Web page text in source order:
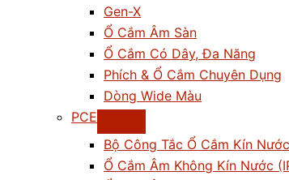
Gen-X
Ổ Cắm Âm Sàn
Ổ Cắm Có Dây, Đa Năng
Phích & Ổ Cắm Chuyên Dụng
Dòng Wide Màu
PCE
Bộ Công Tắc Ổ Cắm Kín
Ổ Cắm Âm Không Kín Nước